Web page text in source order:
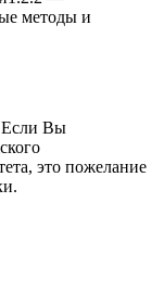
методы и
Если Вы
, это пожелание